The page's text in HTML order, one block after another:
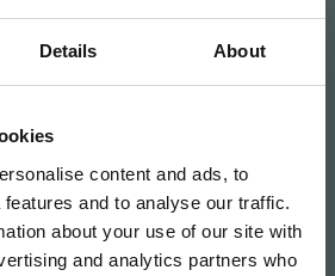
Details About
content and ads, to
and to analyse our traffic.
about your use of our site with
and analytics partners who
la ejecución integral en
para hoteles de lujo?
propia de carpintería
un proyecto de hospitality?